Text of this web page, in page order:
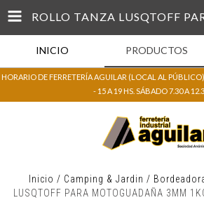
INICIO PRODUCTOS
HORARIO DE FERRETERÍA AGUILAR (LOCAL AL
- 15 A 19 HS. SÁBADO 7.30 A
Inicio / Camping & Jardin /
LUSQTOFF PARA MOTOGUADAÑA 3MM